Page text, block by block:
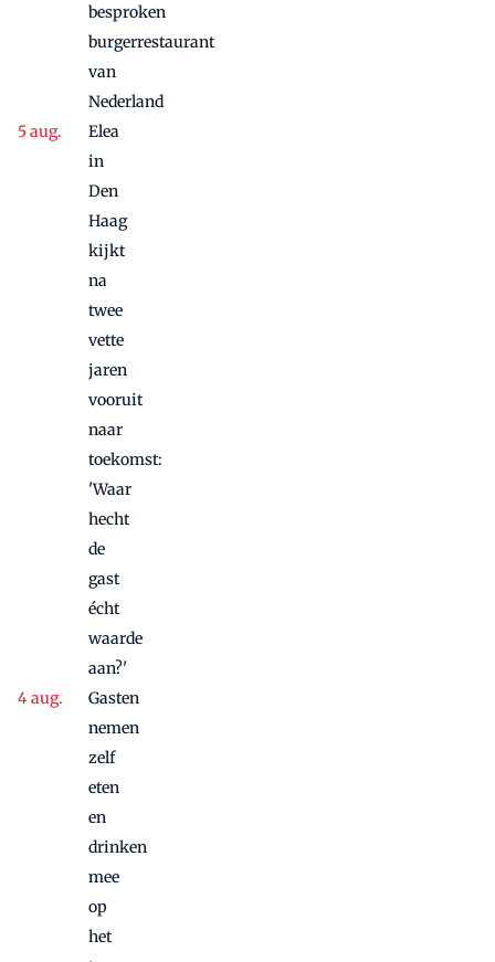
besproken
burgerrestaurant
van
Nederland
Elea
in
Den
Haag
kijkt
na
twee
vette
jaren
vooruit
naar
toekomst:
'Waar
hecht
de
gast
écht
waarde
aan?'
Gasten
nemen
zelf
eten
en
drinken
mee
op
het